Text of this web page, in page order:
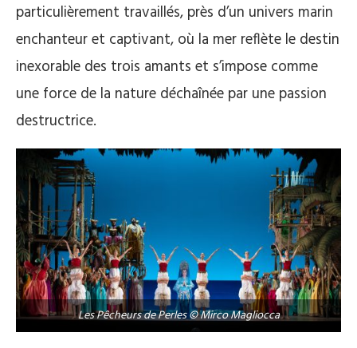
particulièrement travaillés, près d’un univers marin
enchanteur et captivant, où la mer reflète le destin
inexorable des trois amants et s’impose comme
une force de la nature déchaînée par une passion
destructrice.
Les Pêcheurs de Perles © Mirco Magliocca